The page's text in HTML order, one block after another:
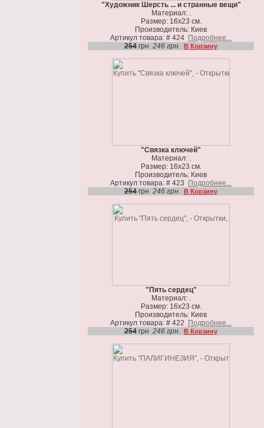
"Художник Шерсть ... и странные вещи"
Материал: .
Размер: 16х23 см.
Производитель: Киев
Артикул товара: # 424 Подробнее...
254 грн 246 грн. В Корзину
"Связка ключей"
Материал: .
Размер: 16х23 см.
Производитель: Киев
Артикул товара: # 423
Подробнее...
254 грн 246 грн. В Корзину
"Пять сердец"
Материал: .
Размер: 16х23 см.
Производитель: Киев
Артикул товара: # 422
Подробнее...
254 грн 246 грн. В Корзину